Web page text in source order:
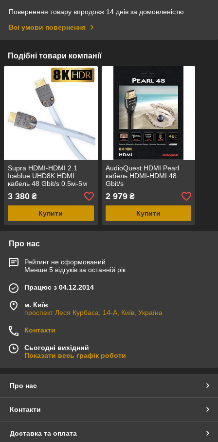
Повернення товару впродовж 14 днів за домовленістю
Всі умови повернення
Подібні товари компанії
Supra HDMI-HDMI 2.1
Iceblue UHD8K HDMI
кабель 48 Gbit/s 0.5м-5м
3 380 ₴
Купити
AudioQuest HDMI Pearl
кабель HDMI-HDMI 48
Gbit/s
2 979₴
Купити
Про нас
Рейтинг не сформований
Менше 5 відгуків за останній рік
Працює з 04.12.2014
м. Київ
проспект Леся Курбаса, 14-А, Київ, Україна
Контакти
Сьогодні вихідний
Показати весь графік роботи
Про нас
Контакти
Доставка та оплата